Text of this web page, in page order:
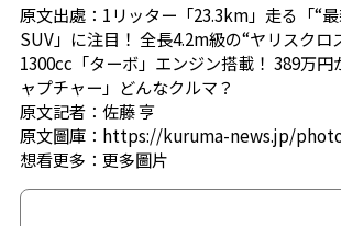
原文出處：1リッター「23.3km」走る「“
SUV」に注目！ 全長4.2m級の“ヤリスクロ
1300cc「ターボ」エンジン搭載！ 389万円
ャプチャー」どんなクルマ？
原文記者：佐藤 亨
原文圖庫：https://kuruma-news.jp/
想看更多： 更多圖片